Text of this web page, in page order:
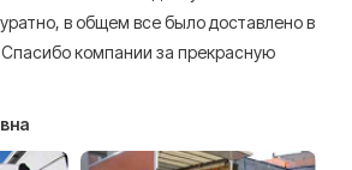
в общем все было доставлено в
компании за прекрасную